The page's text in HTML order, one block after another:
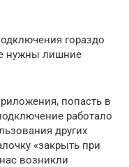
гораздо
нужны лишние
попасть в
работало
других
«закрыть при
возникли